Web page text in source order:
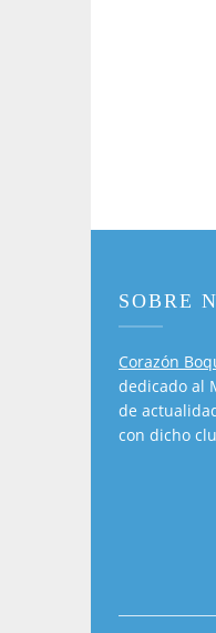
SOBRE
Corazón
dedicado al
de
con dicho